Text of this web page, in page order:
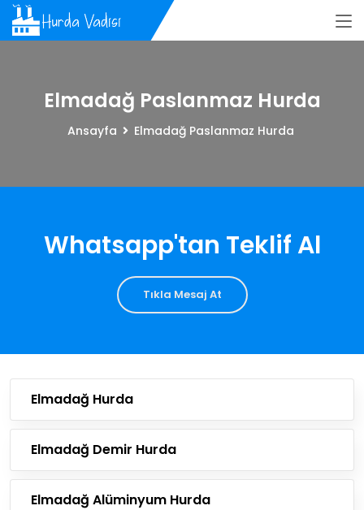
Elmadağ Paslanmaz Hurda
Ansayfa Elmadağ Paslanmaz Hurda
Whatsapp'tan Teklif Al
Tıkla Mesaj At
Elmadağ Hurda
Elmadağ Demir Hurda
Elmadağ Alüminyum Hurda